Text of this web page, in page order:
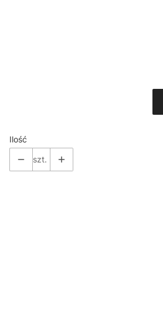
Ilość
szt.